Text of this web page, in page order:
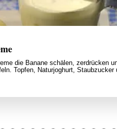
die Banane schälen, zerdrücken
Topfen, Naturjoghurt, Staubzucker